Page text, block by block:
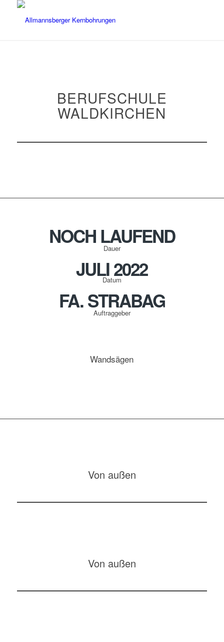
BERUFSCHULE
WALDKIRCHEN
NOCH LAUFEND
Dauer
JULI 2022
Datum
FA. STRABAG
Auftraggeber
Wandsägen
Von außen
Von außen